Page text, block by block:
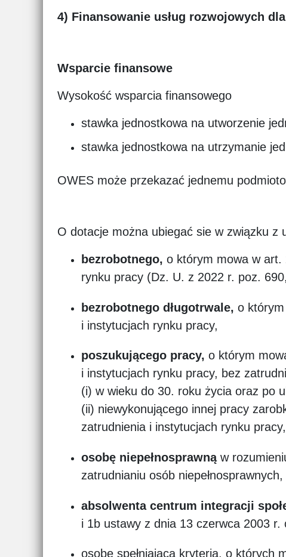
4) Finansowanie usług rozwojowych
Wsparcie finansowe
Wysokość wsparcia finansowego
stawka jednostkowa na utworzenie
stawka jednostkowa na utrzymanie
OWES może przekazać jednemu
O dotacje można ubiegać sie w związku z
bezrobotnego, o którym mowa w art.
rynku pracy (Dz. U. z 2022 r. poz.
bezrobotnego długotrwale, o
i instytucjach rynku pracy,
poszukującego pracy, o którym
i instytucjach rynku pracy, bez
(i) w wieku do 30. roku życia oraz po
(ii) niewykonującego innej pracy
zatrudnienia i instytucjach rynku pracy,
osobę niepełnosprawną w
zatrudnianiu osób niepełnosprawnych,
absolwenta centrum integracji
i 1b ustawy z dnia 13 czerwca 2003 r.
osobę spełniającą kryteria, o których